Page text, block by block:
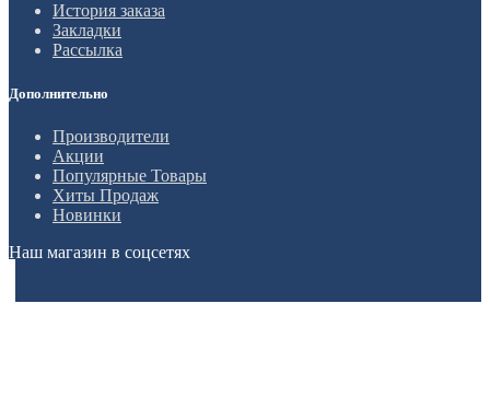
История заказа
Закладки
Рассылка
Дополнительно
Производители
Акции
Популярные Товары
Хиты Продаж
Новинки
Наш магазин в соцсетях